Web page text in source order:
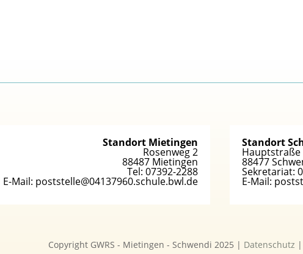
Standort Mietingen
Rosenweg 2
88487 Mietingen
Tel: 07392-2288
E-Mail: poststelle@04137960.schule.bwl.de
Standort
Hauptstraße
88477
Sekretariat:
E-Mail:
Copyright GWRS - Mietingen - Schwendi 2025 | Datenschutz |